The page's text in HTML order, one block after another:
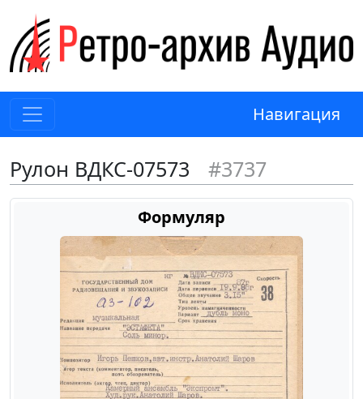
Навигация
Рулон ВДКС-07573 #3737
Формуляр